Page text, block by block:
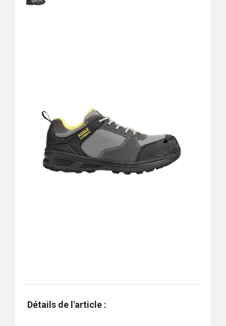
Détails de l'article :